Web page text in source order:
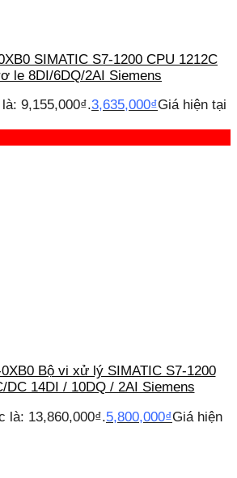
SIMATIC S7-1200 CPU 1212C
le 8DI/6DQ/2AI Siemens
9,155,000₫.3,635,000₫Giá hiện tại
Bộ vi xử lý SIMATIC S7-1200
DC 14DI / 10DQ / 2AI Siemens
là: 13,860,000₫.5,800,000₫Giá hiện